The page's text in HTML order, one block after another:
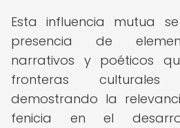
Esta influencia mutua
presencia de
narrativos y poéticos
fronteras
demostrando la
fenicia en el